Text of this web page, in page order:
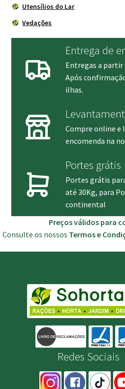
Utensílios do Lar
Vedações
Entrega de
Entregas a partir
Após
ilhas.
Compre online e
encomenda na
Portes grátis
Portes grátis
até 30Kg, para
continental
Preços válidos para
Consulte os nossos Termos e
Redes Sociais